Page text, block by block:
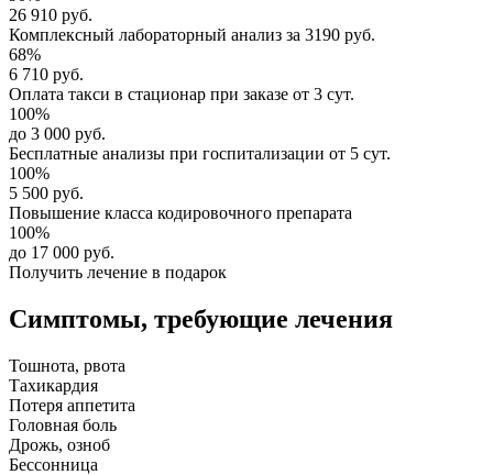
26 910 руб.
Комплексный лабораторный анализ за 3190 руб.
68%
6 710 руб.
Оплата такси в стационар при заказе от 3 сут.
100%
до 3 000 руб.
Бесплатные анализы при госпитализации от 5 сут.
100%
5 500 руб.
Повышение класса кодировочного препарата
100%
до 17 000 руб.
Получить лечение в подарок
Симптомы, требующие лечения
Тошнота, рвота
Тахикардия
Потеря аппетита
Головная боль
Дрожь, озноб
Бессонница